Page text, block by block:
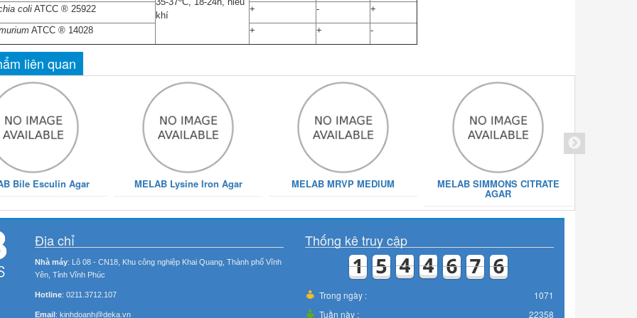
khí
coliATCC ® 25922 + -
+
ATCC ® 14028 + + -
liên quan
Bile Esculin Agar MELAB Lysine Iron Agar MELAB MRVP MEDIUM MELAB SIMMONS CITRATE
AGAR
Địa chỉ
Nhà máy: Lô 08 - CN18, Khu công nghiệp Khai Quang, Thành phố Vĩnh
Yên, Tỉnh Vĩnh Phúc
Hotline: 0211.3712.107
Email: kinhdoanh@deka.vn
Thống kê truy cập
Trong ngày :
1071
Tuần này :
22358